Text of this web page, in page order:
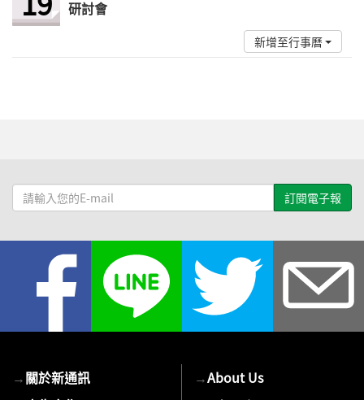
研討會
新增至行事曆
請
輸
→關於新通訊
→About Us